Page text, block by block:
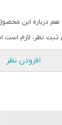
هم درباره این
ثبت نظر، لازم است
افزودن نظر